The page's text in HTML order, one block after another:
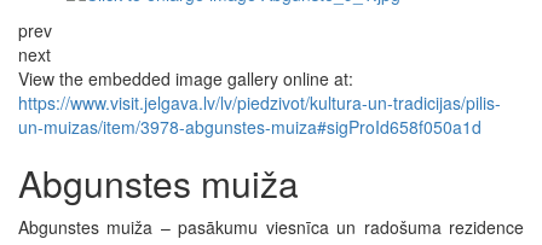
prev
next
View the embedded image gallery online at:
https://www.visit.jelgava.lv/lv/piedzivot/kultura-un-tradicijas/pilis-
un-muizas/item/3978-abgunstes-muiza#sigProId658f050a1d
Abgunstes muiža
Abgunstes muiža – pasākumu viesnīca un radošuma rezidence